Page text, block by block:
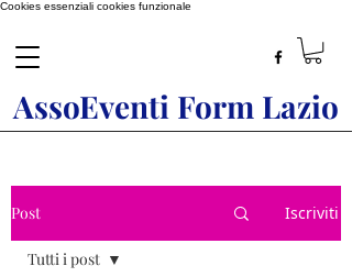
Cookies essenziali cookies funzionale
AssoEventi Form Lazio
Post Iscriviti
Tutti i post